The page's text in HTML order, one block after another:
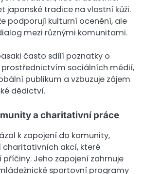
japonské tradice na vlastní kůži.
podporují kulturní ocenění, ale
mezi různými komunitami.
často sdílí poznatky o
prostřednictvím sociálních médií,
publikum a vzbuzuje zájem
dědictví.
a charitativní práce
k zapojení do komunity,
akcí, které
Jeho zapojení zahrnuje
sportovní programy